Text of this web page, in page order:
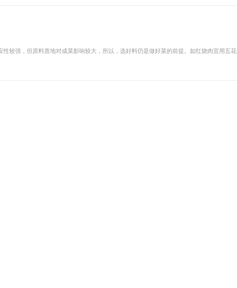
较强，但原料质地对成菜影响较大，所以，选好料仍是做好菜的前提。如红烧肉宜用五花